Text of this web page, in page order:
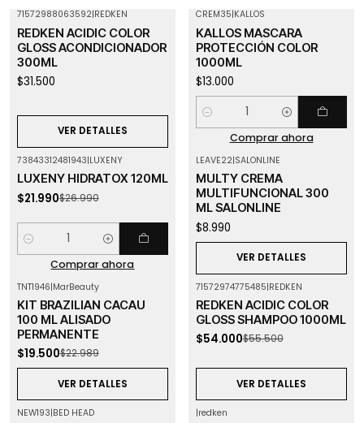
71572988063592|REDKEN
REDKEN ACIDIC COLOR
GLOSS ACONDICIONADOR
300ML
$31.500
VER DETALLES
CREM35|KALLOS
KALLOS MASCARA
PROTECCIÓN COLOR
1000ML
$13.000
Cantidad
Comprar ahora
73843312481943|LUXENY
LUXENY HIDRATOX 120ML
$21.990$26.990
Cantidad
Comprar ahora
LEAVE22|SALONLINE
MULTY CREMA
MULTIFUNCIONAL 300
ML SALONLINE
$8.990
VER DETALLES
Agotado
TNT1946|MarBeauty
KIT BRAZILIAN CACAU
100 ML ALISADO
PERMANENTE
$19.500$22.989
VER DETALLES
Agotado
71572974775485|REDKEN
REDKEN ACIDIC COLOR
GLOSS SHAMPOO 1000ML
$54.000$55.500
VER DETALLES
NEW193|BED HEAD |redken